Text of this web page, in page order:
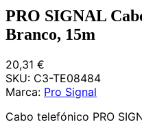
PRO SIGNAL
Branco, 15m
20,31 €
SKU: C3-TE08484
Marca: Pro Signal
Cabo telefónico PRO